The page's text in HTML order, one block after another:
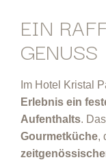
EIN
GENUSS
Im Hotel Kristal
Erlebnis ein
Aufenthalts.
Gourmetküche,